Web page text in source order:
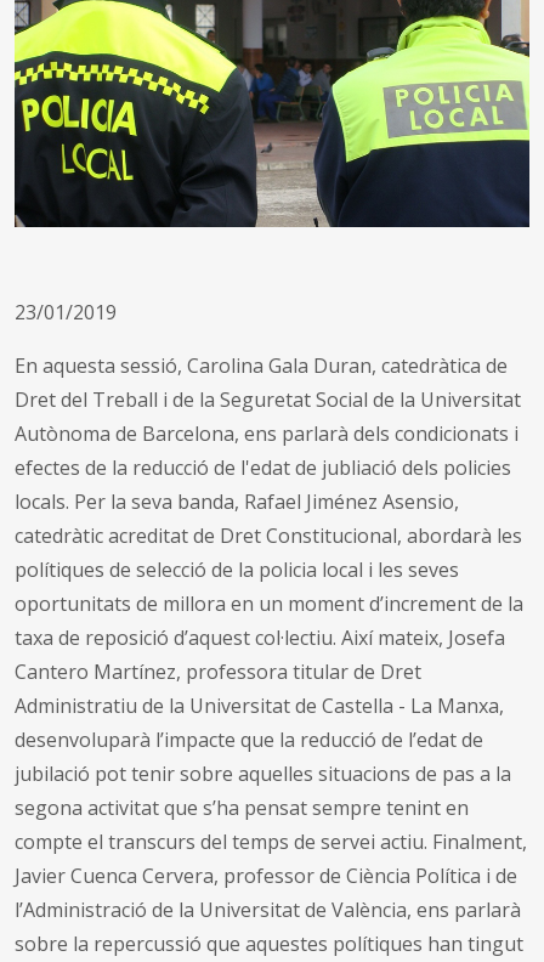
23/01/2019
En aquesta sessió, Carolina Gala Duran, catedràtica de
Dret del Treball i de la Seguretat Social de la Universitat
Autònoma de Barcelona, ens parlarà dels condicionats i
efectes de la reducció de l'edat de jubliació dels policies
locals. Per la seva banda, Rafael Jiménez Asensio,
catedràtic acreditat de Dret Constitucional, abordarà les
polítiques de selecció de la policia local i les seves
oportunitats de millora en un moment d’increment de la
taxa de reposició d’aquest col·lectiu. Així mateix, Josefa
Cantero Martínez, professora titular de Dret
Administratiu de la Universitat de Castella - La Manxa,
desenvoluparà l’impacte que la reducció de l’edat de
jubilació pot tenir sobre aquelles situacions de pas a la
segona activitat que s’ha pensat sempre tenint en
compte el transcurs del temps de servei actiu. Finalment,
Javier Cuenca Cervera, professor de Ciència Política i de
l’Administració de la Universitat de València, ens parlarà
sobre la repercussió que aquestes polítiques han tingut